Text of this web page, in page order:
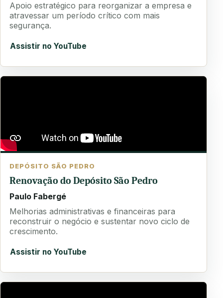
Apoio estratégico para reorganizar a empresa e
atravessar um período crítico com mais
segurança.
Assistir no YouTube
DEPÓSITO SÃO PEDRO
Renovação do Depósito São Pedro
Paulo Fabergé
Melhorias administrativas e financeiras para
reconstruir o negócio e sustentar novo ciclo de
crescimento.
Assistir no YouTube